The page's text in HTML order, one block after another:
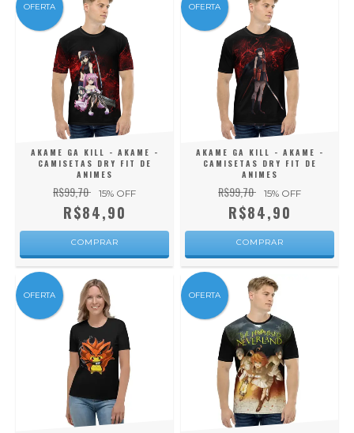
OFERTA
AKAME GA KILL - AKAME -
CAMISETAS DRY FIT DE
ANIMES
R$99,70 15% OFF
R$84,90
COMPRAR
OFERTA
AKAME GA KILL - AKAME -
CAMISETAS DRY FIT DE
ANIMES
R$99,70 15% OFF
R$84,90
COMPRAR
OFERTA OFERTA